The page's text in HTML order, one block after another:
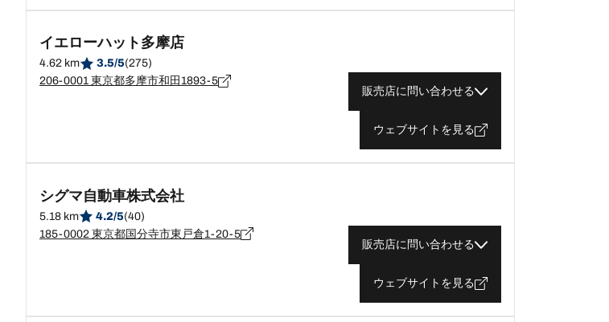
イエローハット多摩店
4.62 km 3.5/5(275)
206-0001 東京都多摩市和田1893-5
販売店に問い合わせる
ウェブサイトを見る
シグマ自動車株式会社
5.18 km 4.2/5(40)
185-0002 東京都国分寺市東戸倉1-20-5
販売店に問い合わせる
ウェブサイトを見る